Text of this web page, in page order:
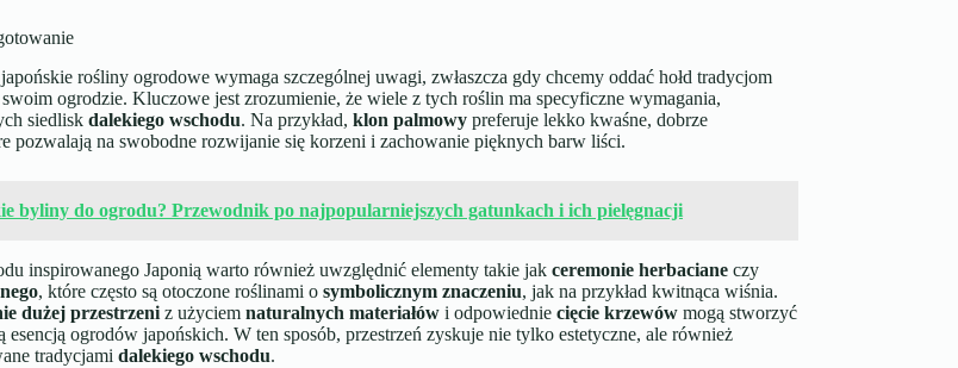
rośliny ogrodowe wymaga szczególnej uwagi, zwłaszcza gdy chcemy oddać hołd tradycjom
ogrodzie. Kluczowe jest zrozumienie, że wiele z tych roślin ma specyficzne wymagania,
siedlisk dalekiego wschodu. Na przykład, klon palmowypreferuje lekko kwaśne, dobrze
pozwalają na swobodne rozwijanie się korzeni i zachowanie pięknych barw liści.
byliny do ogrodu? Przewodnik po najpopularniejszych gatunkach i ich pielęgnacji
inspirowanego Japonią warto również uwzględnić elementy takie jak ceremonie herbacianeczy
, które często są otoczone roślinami o symbolicznym znaczeniu, jak na przykład kwitnąca wiśnia.
dużej przestrzeniz użyciem naturalnych materiałówi odpowiednie cięcie krzewówmogą stworzyć
esencją ogrodów japońskich. W ten sposób, przestrzeń zyskuje nie tylko estetyczne, ale również
tradycjami dalekiego wschodu.